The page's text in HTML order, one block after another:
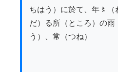
ちはう）に於て、年〻（
だ）る所（ところ）の
う）、常（つね）